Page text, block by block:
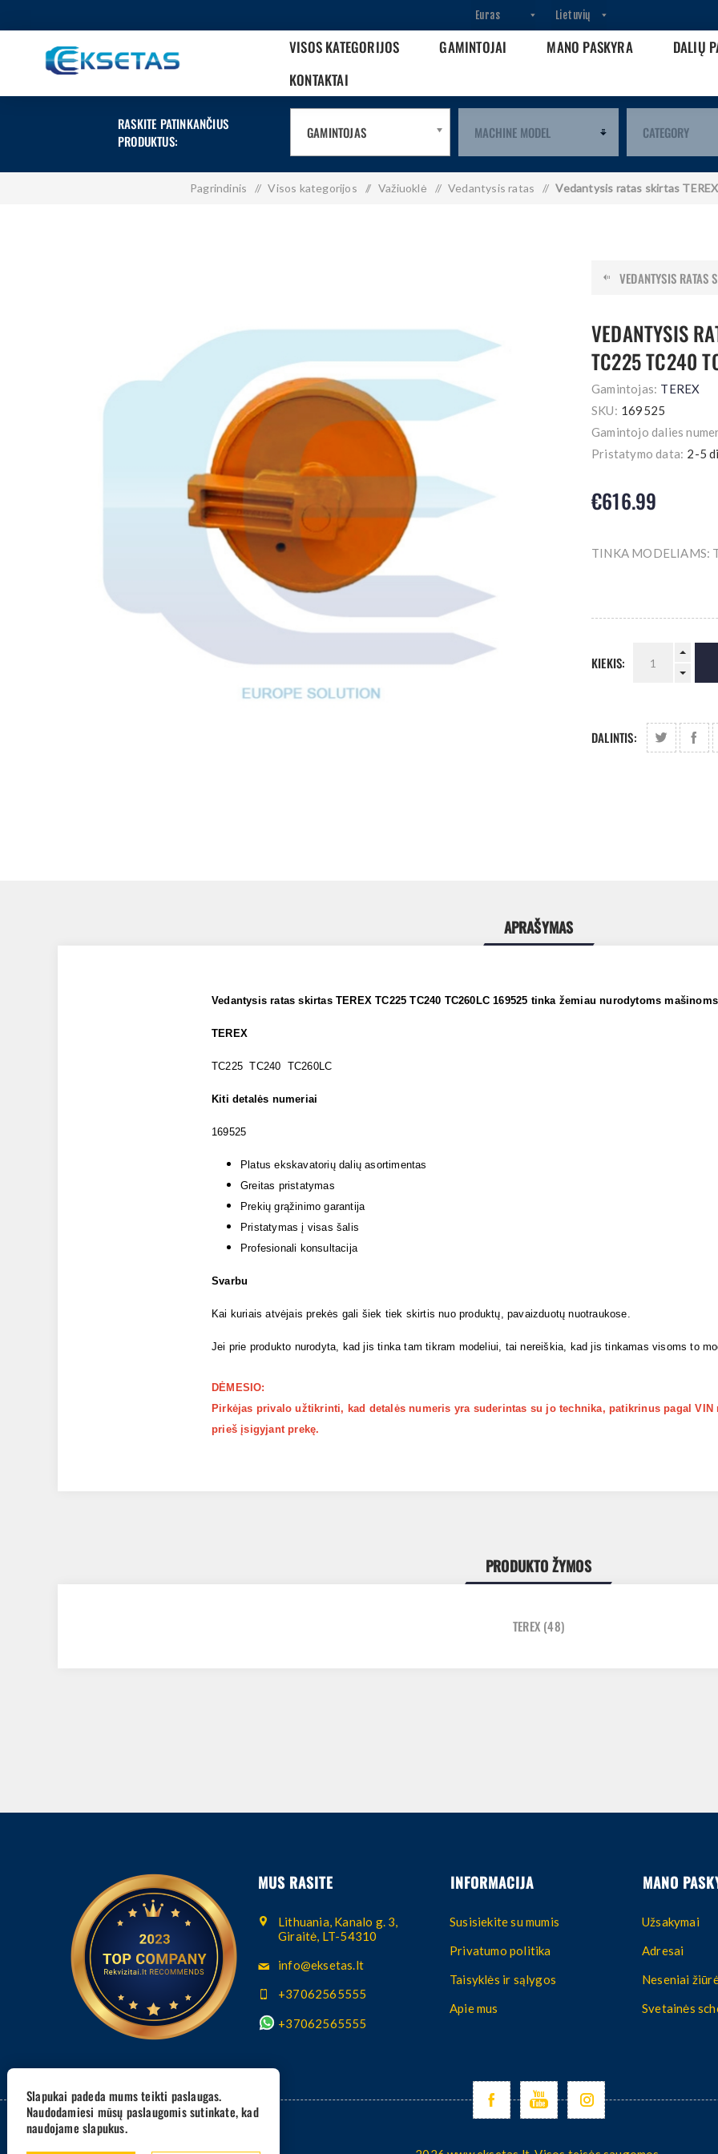
VISOS KATEGORIJOS GAMINTOJAI MANO PASKYRA
DALIŲ
KONTAKTAI
RASKITE PATINKANČIUS
PRODUKTUS:
GAMINTOJAS
Pagrindinis / Visos kategorijos / Važiuoklė / Vedantysis ratas / Vedantysis ratas skirtas
VEDANTYSIS RATAS
VEDANTYSIS
TC225 TC240
Gamintojas: TEREX
SKU: 169525
Gamintojo dalies
Pristatymo data: 2-5
€616.99
TINKA MODELIAMS:
KIEKIS:
DALINTIS:
APRAŠYMAS
Vedantysis ratas skirtas TEREX TC225 TC240 TC260LC 169525 tinka žemiau nurodytoms mašinoms
TEREX
TC225 TC240 TC260LC
Kiti detalės numeriai
169525
Platus ekskavatorių dalių asortimentas
Greitas pristatymas
Prekių grąžinimo garantija
Pristatymas į visas šalis
Profesionali konsultacija
Svarbu
Kai kuriais atvėjais prekės gali šiek tiek skirtis nuo produktų, pavaizduotų nuotraukose.
Jei prie produkto nurodyta, kad jis tinka tam tikram modeliui, tai nereiškia, kad jis tinkamas visoms to
DĖMESIO:
Pirkėjas privalo užtikrinti, kad detalės numeris yra suderintas su jo technika, patikrinus pagal VIN
prieš įsigyjant prekę.
PRODUKTO ŽYMOS
TEREX (48)
MUS RASITE
Lithuania, Kanalo g. 3,
Giraitė, LT-54310
info@eksetas.lt
+37062565555
+37062565555
INFORMACIJA
Susisiekite su mumis
Privatumo politika
Taisyklės ir sąlygos
Apie mus
MANO
Užsakymai
Adresai
Neseniai
Svetainės
Slapukai padeda mums teikti paslaugas.
Naudodamiesi mūsų paslaugomis sutinkate, kad
naudojame slapukus.